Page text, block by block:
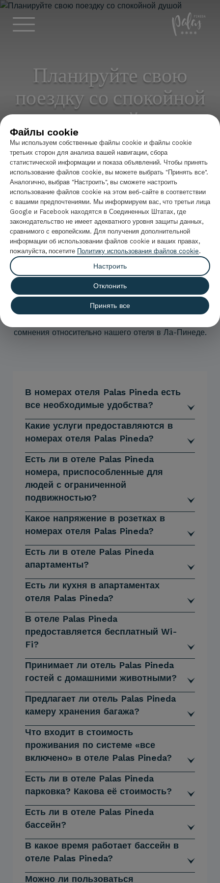
Hotel Palas
Планируйте свою
поездку со спокойной
душой
БРОНИРОВАТЬ
Начинать | FAQs
Часто задаваемые
вопросы об Отель Palas
Pineda
часто задаваемыми вопросами
сомнения относительно нашего отеля в Ла-Пинеде.
В номерах отеля Palas Pineda есть
все необходимые удобства?
Какие услуги предоставляются в
номерах отеля Palas Pineda?
Есть ли в отеле Palas Pineda
номера, приспособленные для
людей с ограниченной
подвижностью?
Какое напряжение в розетках в
номерах отеля Palas Pineda?
Есть ли в отеле Palas Pineda
апартаменты?
Есть ли кухня в апартаментах
отеля Palas Pineda?
В отеле Palas Pineda
предоставляется бесплатный Wi-
Fi?
Принимает ли отель Palas Pineda
гостей с домашними животными?
Предлагает ли отель Palas Pineda
камеру хранения багажа?
Что входит в стоимость
проживания по системе «все
включено» в отеле Palas Pineda?
Есть ли в отеле Palas Pineda
парковка? Какова её стоимость?
Есть ли в отеле Palas Pineda
бассейн?
В какое время работает бассейн в
отеле Palas Pineda?
Можно ли пользоваться
Файлы cookie
Мы используем собственные файлы cookie и файлы cookie
третьих сторон для анализа вашей навигации, сбора
статистической информации и показа объявлений. Чтобы принять
использование файлов cookie, вы можете выбрать "Принять все".
Аналогично, выбрав "Настроить", вы сможете настроить
использование файлов cookie на этом веб-сайте в соответствии
с вашими предпочтениями. Мы информируем вас, что третьи лица
Google и Facebook находятся в Соединенных Штатах, где
законодательство не имеет адекватного уровня защиты данных,
сравнимого с европейским. Для получения дополнительной
информации об использовании файлов cookie и ваших правах,
пожалуйста, посетите Политику использования файлов cookie.
Настроить
Отклонить
Принять все